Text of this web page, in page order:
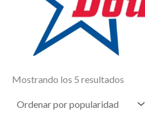
Mostrando los 5 resultados